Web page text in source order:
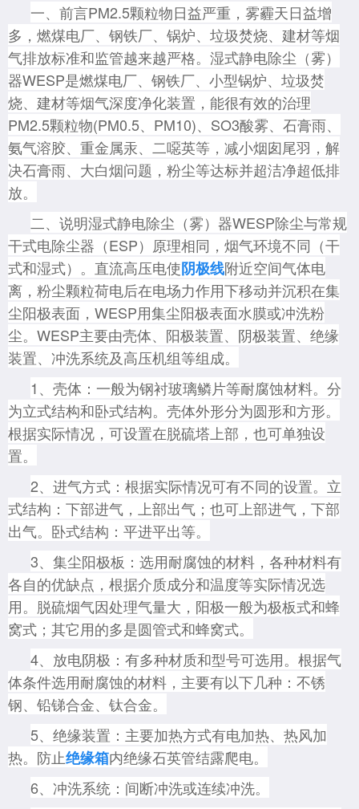
一、前言PM2.5颗粒物日益严重，雾霾天日益增
多，燃煤电厂、钢铁厂、锅炉、垃圾焚烧、建材等烟
气排放标准和监管越来越严格。湿式静电除尘（雾）
器WESP是燃煤电厂、钢铁厂、小型锅炉、垃圾焚
烧、建材等烟气深度净化装置，能很有效的治理
PM2.5颗粒物(PM0.5、PM10)、SO3酸雾、石膏雨、
氨气溶胶、重金属汞、二噁英等，减小烟囱尾羽，解
决石膏雨、大白烟问题，粉尘等达标并超洁净超低排
放。
二、说明湿式静电除尘（雾）器WESP除尘与常规
干式电除尘器（ESP）原理相同，烟气环境不同（干
式和湿式）。直流高压电使阴极线附近空间气体电
离，粉尘颗粒荷电后在电场力作用下移动并沉积在集
尘阳极表面，WESP用集尘阳极表面水膜或冲洗粉
尘。WESP主要由壳体、阳极装置、阴极装置、绝缘
装置、冲洗系统及高压机组等组成。
1、壳体：一般为钢衬玻璃鳞片等耐腐蚀材料。分
为立式结构和卧式结构。壳体外形分为圆形和方形。
根据实际情况，可设置在脱硫塔上部，也可单独设
置。
2、进气方式：根据实际情况可有不同的设置。立
式结构：下部进气，上部出气；也可上部进气，下部
出气。卧式结构：平进平出等。
3、集尘阳极板：选用耐腐蚀的材料，各种材料有
各自的优缺点，根据介质成分和温度等实际情况选
用。脱硫烟气因处理气量大，阳极一般为极板式和蜂
窝式；其它用的多是圆管式和蜂窝式。
4、放电阴极：有多种材质和型号可选用。根据气
体条件选用耐腐蚀的材料，主要有以下几种：不锈
钢、铅锑合金、钛合金。
5、绝缘装置：主要加热方式有电加热、热风加
热。防止绝缘箱内绝缘石英管结露爬电。
6、冲洗系统：间断冲洗或连续冲洗。